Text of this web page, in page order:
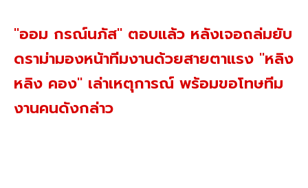
"ออม กรณ์นภัส" ตอบแล้ว หลังเจอถล่มยับ
ดราม่ามองหน้าทีมงานด้วยสายตาแรง "หลิง
หลิง คอง" เล่าเหตุการณ์ พร้อมขอโทษทีม
งานคนดังกล่าว